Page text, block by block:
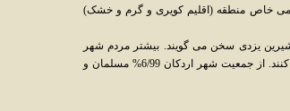
خاص منطقه (اقلیم کویری و گرم و خشک)
شیرین یزدی سخن می گویند. بیشتر مردم شهر
مسلمان و شیعه جعفری هستند و شماری زرتشتی نیز در ناحیه زندگی می کنند. از جمعیت شهر اردکان 6/99% مسلمان و